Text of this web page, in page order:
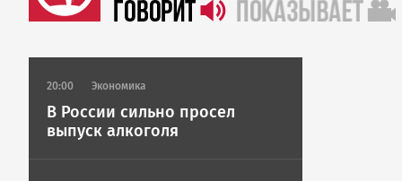
20:00 Экономика
В России сильно просел
выпуск алкоголя